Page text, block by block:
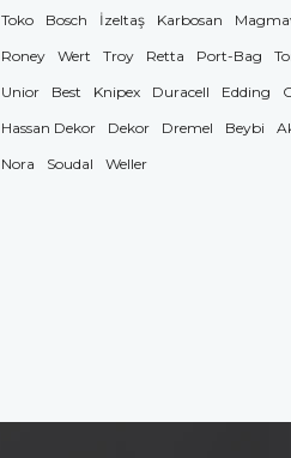
Toko Bosch İzeltaş Karbosan
Roney
Wert Troy Retta Port-Bag
Unior
Best Knipex Duracell Edding
Hassan Dekor
Dekor Dremel Beybi
Nora
Soudal Weller